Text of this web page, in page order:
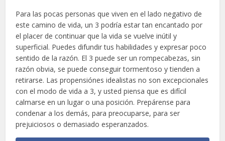
Para las pocas personas que viven en el lado negativo de
este camino de vida, un 3 podría estar tan encantado por
el placer de continuar que la vida se vuelve inútil y
superficial. Puedes difundir tus habilidades y expresar poco
sentido de la razón. El 3 puede ser un rompecabezas, sin
razón obvia, se puede conseguir tormentoso y tienden a
retirarse. Las propensiónes idealistas no son excepcionales
con el modo de vida a 3, y usted piensa que es difícil
calmarse en un lugar o una posición. Prepárense para
condenar a los demás, para preocuparse, para ser
prejuiciosos o demasiado esperanzados.